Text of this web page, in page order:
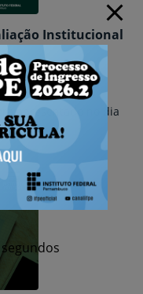
Institucional
apresentado no dia
segundos